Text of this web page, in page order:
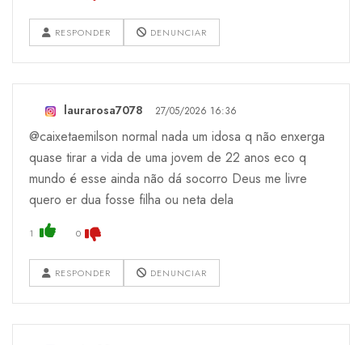
RESPONDER DENUNCIAR
laurarosa7078 27/05/2026 16:36
@caixetaemilson normal nada um idosa q não enxerga
quase tirar a vida de uma jovem de 22 anos eco q
mundo é esse ainda não dá socorro Deus me livre
quero er dua fosse filha ou neta dela
1 0
RESPONDER DENUNCIAR